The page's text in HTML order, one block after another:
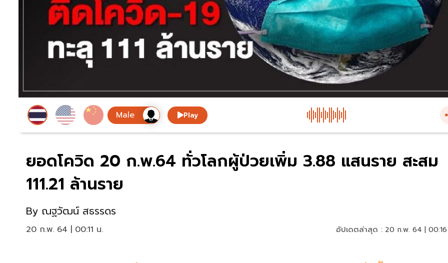
Play
ยอดโควิด 20 ก.พ.64 ทั่วโลกผู้ป่วยเพิ่ม 3.88 แสนราย สะสม
111.21 ล้านราย
By ณฐวัฒน์ สธรรดร
20 ก.พ. 64 | 00:11 น. อัปเดตล่าสุด : 20 ก.พ. 64 |